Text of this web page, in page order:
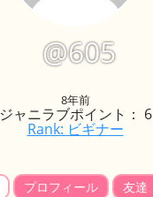
@605
8年前
ジャニラブポイント： 6
Rank: ビギナー
プロフィール 友達